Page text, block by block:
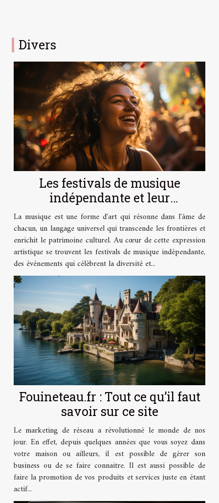
Divers
Les festivals de musique
indépendante et leur
contribution à la scène culturelle
La musique est une forme d'art qui résonne dans l'âme de
chacun, un langage universel qui transcende les frontières et
enrichit le patrimoine culturel. Au cœur de cette expression
artistique se trouvent les festivals de musique indépendante,
des événements qui célèbrent la diversité et...
Fouineteau.fr : Tout ce qu’il faut
savoir sur ce site
Le marketing de réseau a révolutionné le monde de nos
jour. En effet, depuis quelques années que vous soyez dans
votre maison ou ailleurs, il est possible de gérer son
business ou de se faire connaitre. Il est aussi possible de
faire la promotion de vos produits et services juste en étant
actif...